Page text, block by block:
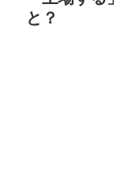
と？